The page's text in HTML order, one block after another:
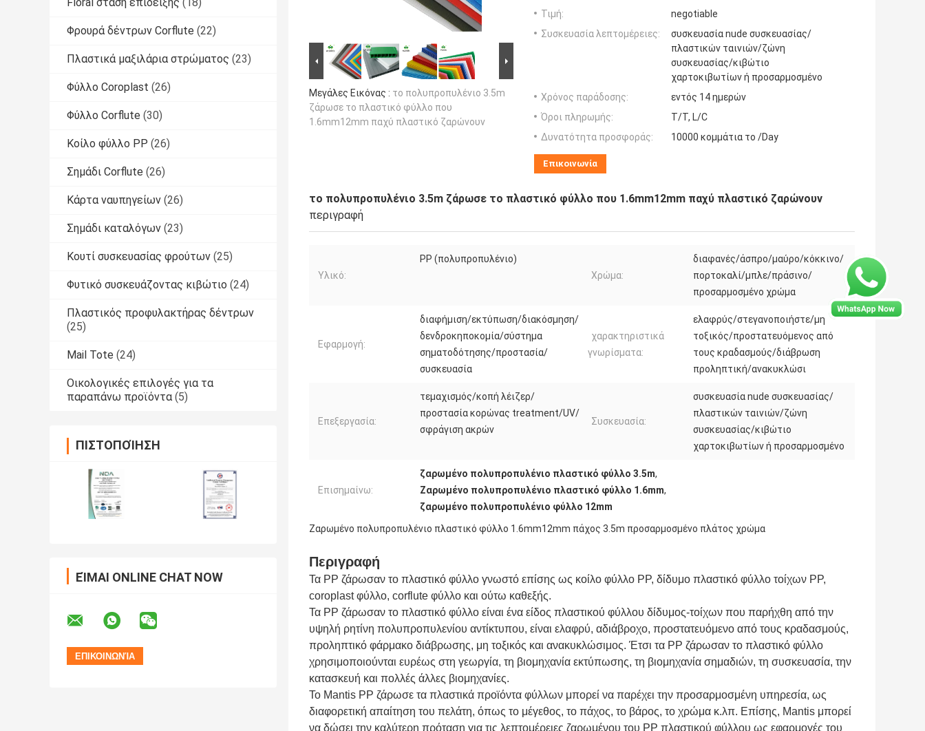
Φρουρά δέντρων Corflute (22)
Πλαστικά μαξιλάρια στρώματος (23)
Φύλλο Coroplast (26)
Φύλλο Corflute (30)
Κοίλο φύλλο PP (26)
Σημάδι Corflute (26)
Κάρτα ναυπηγείων (26)
Σημάδι καταλόγων (23)
Κουτί συσκευασίας φρούτων (25)
Φυτικό συσκευάζοντας κιβώτιο (24)
Πλαστικός προφυλακτήρας δέντρων
(25)
Mail Tote (24)
Οικολογικές επιλογές για τα
παραπάνω προϊόντα (5)
ΠΙΣΤΟΠΟΊΗΣΗ
ΕΊΜΑΙ ONLINE CHAT NOW
Μεγάλες Εικόνας : το πολυπροπυλένιο 3.5m
ζάρωσε το πλαστικό φύλλο που
1.6mm12mm παχύ πλαστικό ζαρώνουν
Τιμή:
negotiable
Συσκευασία λεπτομέρειες:
συσκευασία nude συσκευασίας/
πλαστικών ταινιών/ζώνη
συσκευασίας/κιβώτιο
χαρτοκιβωτίων ή προσαρμοσμένο
Χρόνος παράδοσης:
εντός 14 ημερών
Όροι πληρωμής:
T/T, L/C
Δυνατότητα προσφοράς:
10000 κομμάτια το /Day
Επικοινωνία
το πολυπροπυλένιο 3.5m ζάρωσε το πλαστικό φύλλο που 1.6mm12mm παχύ πλαστικό ζαρώνουν
περιγραφή
Υλικό:
PP (πολυπροπυλένιο)
Χρώμα:
διαφανές/άσπρο/μαύρο/κόκκινο/
πορτοκαλί/μπλε/πράσινο/
προσαρμοσμένο χρώμα
Εφαρμογή:
διαφήμιση/εκτύπωση/διακόσμηση/
δενδροκηποκομία/σύστημα
σηματοδότησης/προστασία/
συσκευασία
χαρακτηριστικά
γνωρίσματα:
ελαφρύς/στεγανοποιήστε/μη
τοξικός/προστατευόμενος από
τους κραδασμούς/διάβρωση
προληπτική/ανακυκλώσι
Επεξεργασία:
τεμαχισμός/κοπή λέιζερ/
προστασία κορώνας treatment/UV/
σφράγιση ακρών
Συσκευασία:
συσκευασία nude συσκευασίας/
πλαστικών ταινιών/ζώνη
συσκευασίας/κιβώτιο
χαρτοκιβωτίων ή προσαρμοσμένο
Επισημαίνω:
ζαρωμένο πολυπροπυλένιο πλαστικό φύλλο 3.5m,
Ζαρωμένο πολυπροπυλένιο πλαστικό φύλλο 1.6mm,
ζαρωμένο πολυπροπυλένιο φύλλο 12mm
Ζαρωμένο πολυπροπυλένιο πλαστικό φύλλο 1.6mm12mm πάχος 3.5m προσαρμοσμένο πλάτος χρώμα
Περιγραφή
Τα PP ζάρωσαν το πλαστικό φύλλο γνωστό επίσης ως κοίλο φύλλο PP, δίδυμο πλαστικό φύλλο τοίχων PP,
coroplast φύλλο, corflute φύλλο και ούτω καθεξής.
Τα PP ζάρωσαν το πλαστικό φύλλο είναι ένα είδος πλαστικού φύλλου δίδυμος-τοίχων που παρήχθη από την
υψηλή ρητίνη πολυπροπυλενίου αντίκτυπου, είναι ελαφρύ, αδιάβροχο, προστατευόμενο από τους κραδασμούς,
προληπτικό φάρμακο διάβρωσης, μη τοξικός και ανακυκλώσιμος. Έτσι τα PP ζάρωσαν το πλαστικό φύλλο
χρησιμοποιούνται ευρέως στη γεωργία, τη βιομηχανία εκτύπωσης, τη βιομηχανία σημαδιών, τη συσκευασία, την
κατασκευή και πολλές άλλες βιομηχανίες.
Το Mantis PP ζάρωσε τα πλαστικά προϊόντα φύλλων μπορεί να παρέχει την προσαρμοσμένη υπηρεσία, ως
διαφορετική απαίτηση του πελάτη, όπως το μέγεθος, το πάχος, το βάρος, το χρώμα κ.λπ. Επίσης, Mantis μπορεί
να δώσει την καλύτερη πρόταση για τις λεπτομέρειες ζαρωμένου του PP πλαστικού φύλλου ως εφαρμογές του